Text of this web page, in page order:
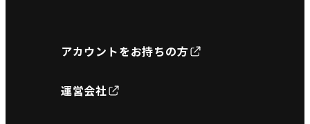
アカウントをお持ちの方
運営会社